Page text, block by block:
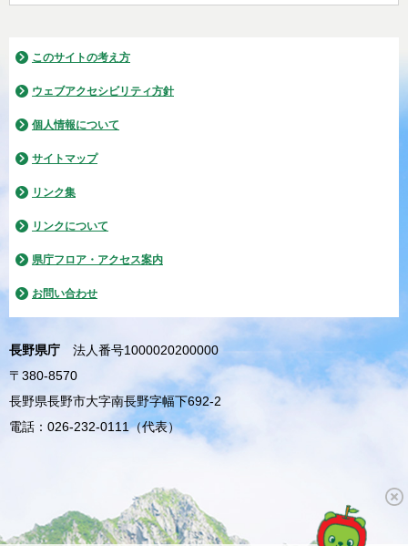
このサイトの考え方
ウェブアクセシビリティ方針
個人情報について
サイトマップ
リンク集
リンクについて
県庁フロア・アクセス案内
お問い合わせ
長野県庁
法人番号1000020200000
〒380-8570
長野県長野市大字南長野字幅下692-2
電話：026-232-0111（代表）